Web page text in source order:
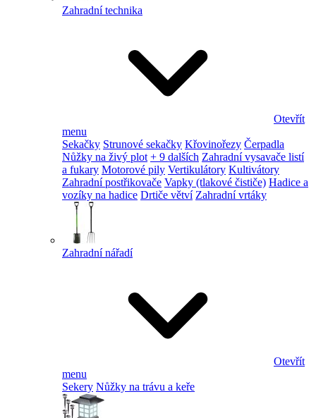
Zahradní technika
Otevřít
menu
Sekačky Strunové sekačky Křovinořezy Čerpadla
Nůžky na živý plot + 9 dalších Zahradní vysavače listí
a fukary Motorové pily Vertikulátory Kultivátory
Zahradní postřikovače Vapky (tlakové čističe) Hadice a
vozíky na hadice Drtiče větví Zahradní vrtáky
Zahradní nářadí
Otevřít
menu
Sekery Nůžky na trávu a keře